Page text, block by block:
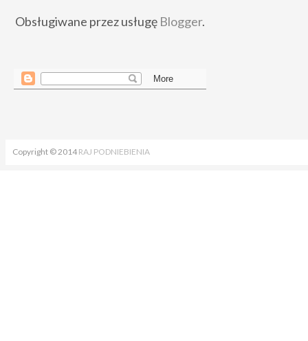
Obsługiwane przez usługę Blogger.
Copyright © 2014 RAJ PODNIEBIENIA